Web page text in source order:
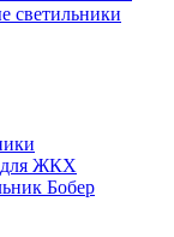
светильники
для ЖКХ
Бобер